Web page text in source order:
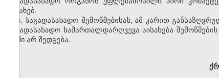
შესახებ.
6. საგადასახადო შემოწმებისას,ამ კარით
საგადასახადო სამართალდარღვევა აისახება შემოწმების
ოქმი არშედგება.